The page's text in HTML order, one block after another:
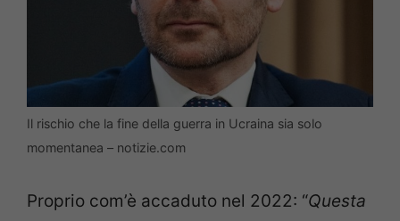
Il rischio che la fine della guerra in Ucraina sia solo
momentanea – notizie.com
Proprio com’è accaduto nel 2022: “Questa